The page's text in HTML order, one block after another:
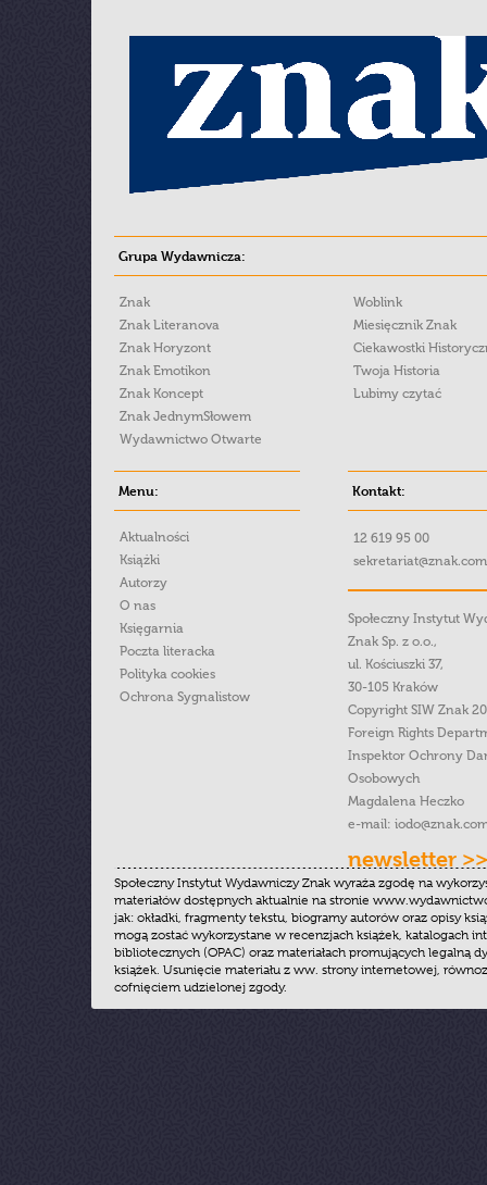
Grupa Wydawnicza:
Znak
Znak Literanova
Znak Horyzont
Znak Emotikon
Znak Koncept
Znak JednymSłowem
Wydawnictwo Otwarte
Woblink
Miesięcznik Znak
Ciekawostki
Twoja Historia
Lubimy czytać
Menu:
Aktualności
Książki
Autorzy
O nas
Księgarnia
Poczta literacka
Polityka cookies
Ochrona Sygnalistow
Kontakt:
12 619 95 00
Społeczny Instytut
Znak Sp. z o.o.,
ul. Kościuszki 37,
30-105 Kraków
Copyright SIW Znak
Foreign Rights
Inspektor Ochrony
Osobowych
Magdalena Heczko
e-mail:
newsletter >>
Społeczny Instytut Wydawniczy Znak wyraża zgodę na
materiałów dostępnych aktualnie na stronie
jak: okładki, fragmenty tekstu, biogramy autorów oraz opisy
mogą zostać wykorzystane w recenzjach książek, katalogach
bibliotecznych (OPAC) oraz materiałach promujących legalną
książek. Usunięcie materiału z ww. strony internetowej,
cofnięciem udzielonej zgody.